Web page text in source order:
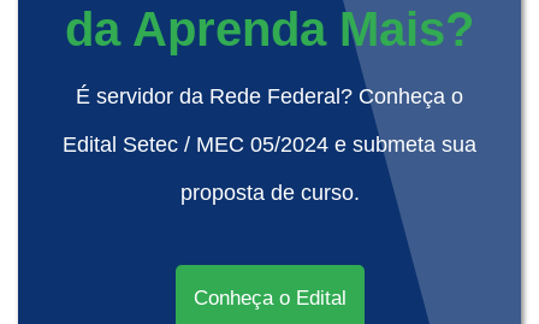
da Aprenda Mais?
É servidor da Rede Federal? Conheça o
Edital Setec / MEC 05/2024 e submeta sua
proposta de curso.
Conheça o Edital